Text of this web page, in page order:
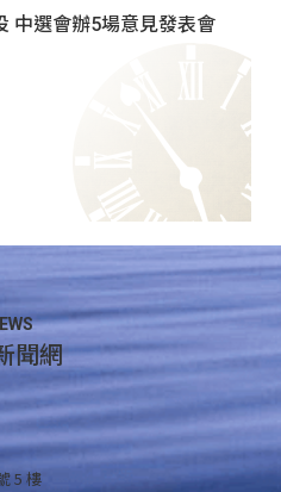
中選會辦5場意見發表會
聞網
5 樓